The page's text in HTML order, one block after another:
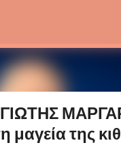
μαγεία της